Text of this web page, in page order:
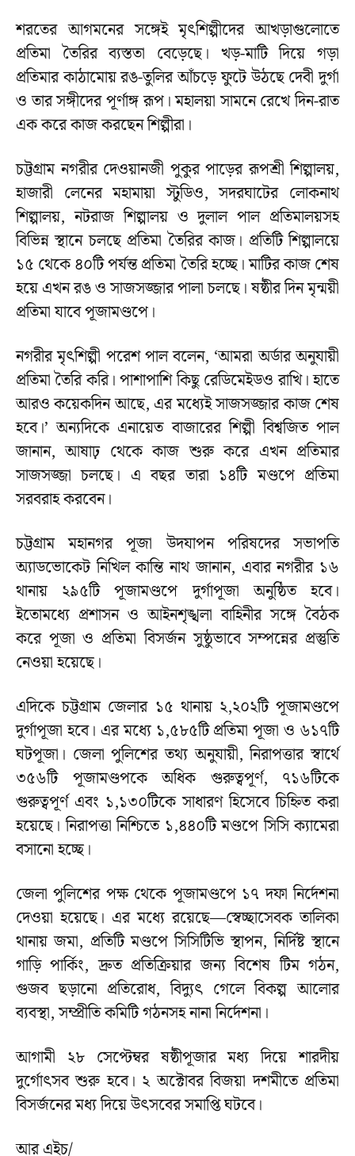
শরতের আগমনের সঙ্গেই মৃৎশিল্পীদের আখড়াগুলোতে
প্রতিমা তৈরির ব্যস্ততা বেড়েছে। খড়-মাটি দিয়ে গড়া
প্রতিমার কাঠামোয় রঙ-তুলির আঁচড়ে ফুটে উঠছে দেবী দুর্গা
ও তার সঙ্গীদের পূর্ণাঙ্গ রূপ। মহালয়া সামনে রেখে দিন-রাত
এক করে কাজ করছেন শিল্পীরা।
চট্টগ্রাম নগরীর দেওয়ানজী পুকুর পাড়ের রূপশ্রী শিল্পালয়,
হাজারী লেনের মহামায়া স্টুডিও, সদরঘাটের লোকনাথ
শিল্পালয়, নটরাজ শিল্পালয় ও দুলাল পাল প্রতিমালয়সহ
বিভিন্ন স্থানে চলছে প্রতিমা তৈরির কাজ। প্রতিটি শিল্পালয়ে
১৫ থেকে ৪০টি পর্যন্ত প্রতিমা তৈরি হচ্ছে। মাটির কাজ শেষ
হয়ে এখন রঙ ও সাজসজ্জার পালা চলছে। ষষ্ঠীর দিন মৃন্ময়ী
প্রতিমা যাবে পূজামণ্ডপে।
নগরীর মৃৎশিল্পী পরেশ পাল বলেন, ‘আমরা অর্ডার অনুযায়ী
প্রতিমা তৈরি করি। পাশাপাশি কিছু রেডিমেইডও রাখি। হাতে
আরও কয়েকদিন আছে, এর মধ্যেই সাজসজ্জার কাজ শেষ
হবে।’ অন্যদিকে এনায়েত বাজারের শিল্পী বিশ্বজিত পাল
জানান, আষাঢ় থেকে কাজ শুরু করে এখন প্রতিমার
সাজসজ্জা চলছে। এ বছর তারা ১৪টি মণ্ডপে প্রতিমা
সরবরাহ করবেন।
চট্টগ্রাম মহানগর পূজা উদযাপন পরিষদের সভাপতি
অ্যাডভোকেট নিখিল কান্তি নাথ জানান, এবার নগরীর ১৬
থানায় ২৯৫টি পূজামণ্ডপে দুর্গাপূজা অনুষ্ঠিত হবে।
ইতোমধ্যে প্রশাসন ও আইনশৃঙ্খলা বাহিনীর সঙ্গে বৈঠক
করে পূজা ও প্রতিমা বিসর্জন সুষ্ঠুভাবে সম্পন্নের প্রস্তুতি
নেওয়া হয়েছে।
এদিকে চট্টগ্রাম জেলার ১৫ থানায় ২,২০২টি পূজামণ্ডপে
দুর্গাপূজা হবে। এর মধ্যে ১,৫৮৫টি প্রতিমা পূজা ও ৬১৭টি
ঘটপূজা। জেলা পুলিশের তথ্য অনুযায়ী, নিরাপত্তার স্বার্থে
৩৫৬টি পূজামণ্ডপকে অধিক গুরুত্বপূর্ণ, ৭১৬টিকে
গুরুত্বপূর্ণ এবং ১,১৩০টিকে সাধারণ হিসেবে চিহ্নিত করা
হয়েছে। নিরাপত্তা নিশ্চিতে ১,৪৪০টি মণ্ডপে সিসি ক্যামেরা
বসানো হচ্ছে।
জেলা পুলিশের পক্ষ থেকে পূজামণ্ডপে ১৭ দফা নির্দেশনা
দেওয়া হয়েছে। এর মধ্যে রয়েছে—স্বেচ্ছাসেবক তালিকা
থানায় জমা, প্রতিটি মণ্ডপে সিসিটিভি স্থাপন, নির্দিষ্ট স্থানে
গাড়ি পার্কিং, দ্রুত প্রতিক্রিয়ার জন্য বিশেষ টিম গঠন,
গুজব ছড়ানো প্রতিরোধ, বিদ্যুৎ গেলে বিকল্প আলোর
ব্যবস্থা, সম্প্রীতি কমিটি গঠনসহ নানা নির্দেশনা।
আগামী ২৮ সেপ্টেম্বর ষষ্ঠীপূজার মধ্য দিয়ে শারদীয়
দুর্গোৎসব শুরু হবে। ২ অক্টোবর বিজয়া দশমীতে প্রতিমা
বিসর্জনের মধ্য দিয়ে উৎসবের সমাপ্তি ঘটবে।
আর এইচ/